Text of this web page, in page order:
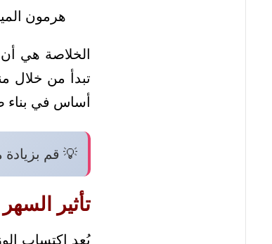
هرمون
الخلاصة هي
تبدأ من خلال
أساس في بناء
💡 قم بزيادة
تأثير
يُعد اكتساب